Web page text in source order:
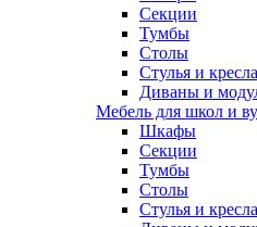
Секции
Тумбы
Столы
Стулья и кресла
Диваны и
Мебель для школ и
Шкафы
Секции
Тумбы
Столы
Стулья и кресла